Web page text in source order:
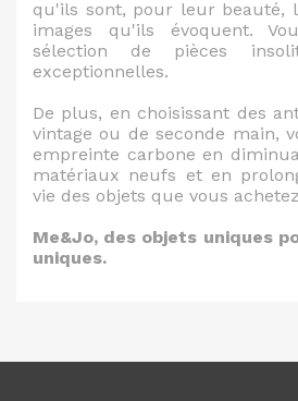
qu'ils sont, pour leur beauté,
images qu'ils évoquent.
sélection de pièces
exceptionnelles.
De plus, en choisissant des
vintage ou de seconde main,
empreinte carbone en
matériaux neufs et en
vie des objets que vous
Me&Jo, des objets uniques
uniques.